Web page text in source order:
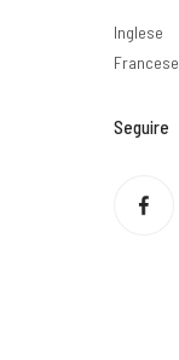
Inglese
Francese
Seguire